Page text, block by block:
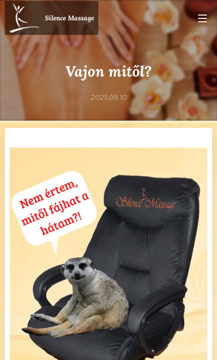
Silence Massage
Vajon mitől?
2021.09.10